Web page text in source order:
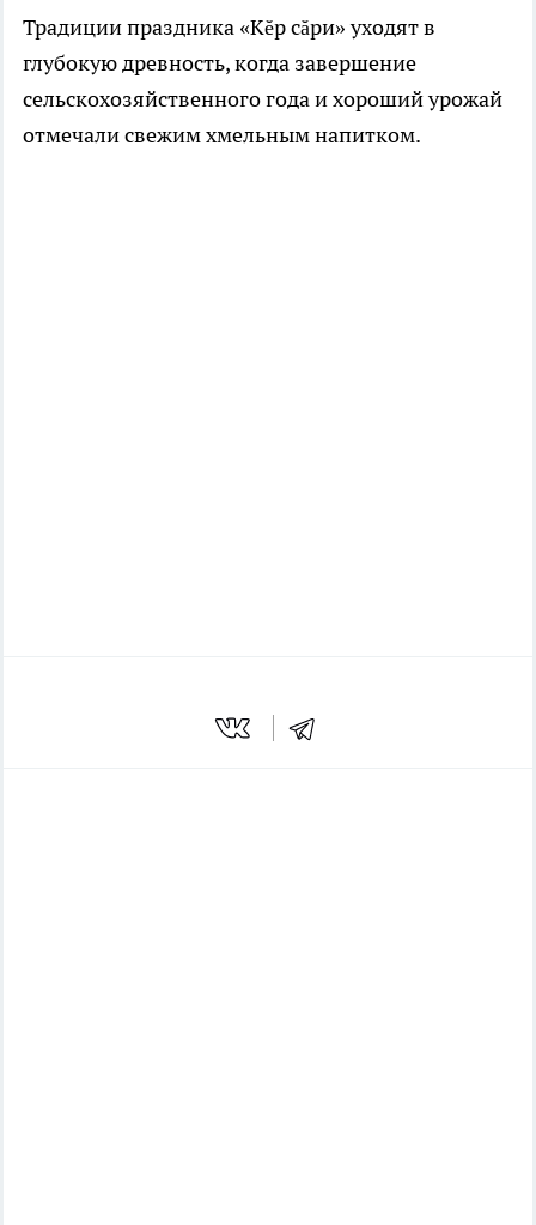
Традиции праздника «Кĕр сăри» уходят в
глубокую древность, когда завершение
сельскохозяйственного года и хороший урожай
отмечали свежим хмельным напитком.